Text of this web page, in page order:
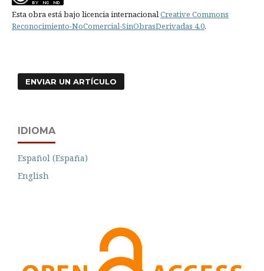
Esta obra está bajo licencia internacionalCreative Commons
Reconocimiento-NoComercial-SinObrasDerivadas 4.0.
ENVIAR UN ARTÍCULO
IDIOMA
Español (España)
English